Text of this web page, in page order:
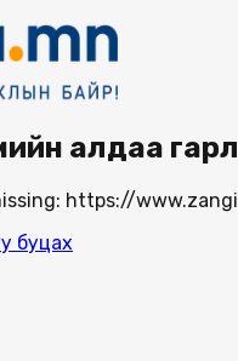
алдаа
https://
буцах